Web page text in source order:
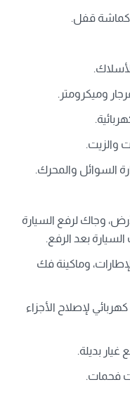
قفل.
وميكرومتر.
والزيت.
السوائل والمحرك.
وجاك لرفع السيارة
بعد الرفع.
وماكينة فك
لإصلاح الأجزاء
بديلة.
فحمات.